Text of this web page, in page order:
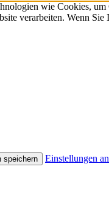
wie Cookies,
verarbeiten. Wenn
speichern Einstellungen